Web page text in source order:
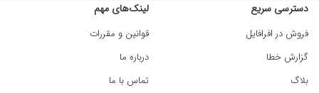
دسترسی سریع
فروش در افرافایل
گزارش خطا
بلاگ
لینک‌های مهم
قوانین و مقررات
درباره ما
تماس با ما